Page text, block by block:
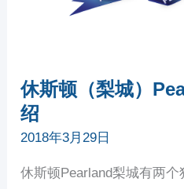
休斯顿（梨城）
绍
2018年3月29日
休斯顿Pearland梨城有两